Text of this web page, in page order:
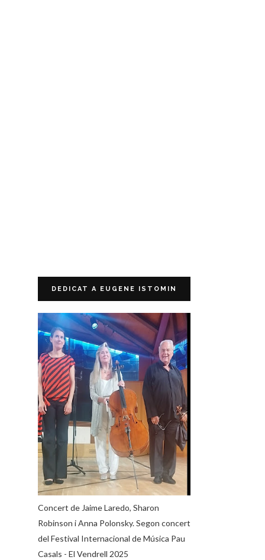
DEDICAT A EUGENE ISTOMIN
Concert de Jaime Laredo, Sharon
Robinson i Anna Polonsky. Segon concert
del Festival Internacional de Música Pau
Casals - El Vendrell 2025